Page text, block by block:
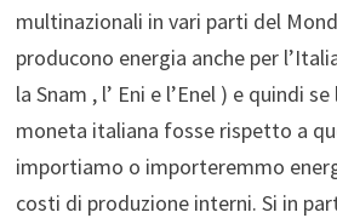
multinazionali in vari parti del
producono energia anche per
la Snam , l’ Eni e l’Enel ) e quindi
moneta italiana fosse rispetto a
importiamo o importeremmo
costi di produzione interni. Si in